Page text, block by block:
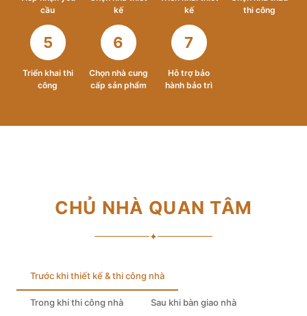
cầu
kế
kế
thi công
5
Triển khai thi
công
6
Chọn nhà cung
cấp sản phẩm
7
Hỗ trợ bảo
hành bảo trì
CHỦ NHÀ QUAN TÂM
✦
Trước khi thiết kế & thi công nhà
Trong khi thi công nhà Sau khi bàn giao nhà